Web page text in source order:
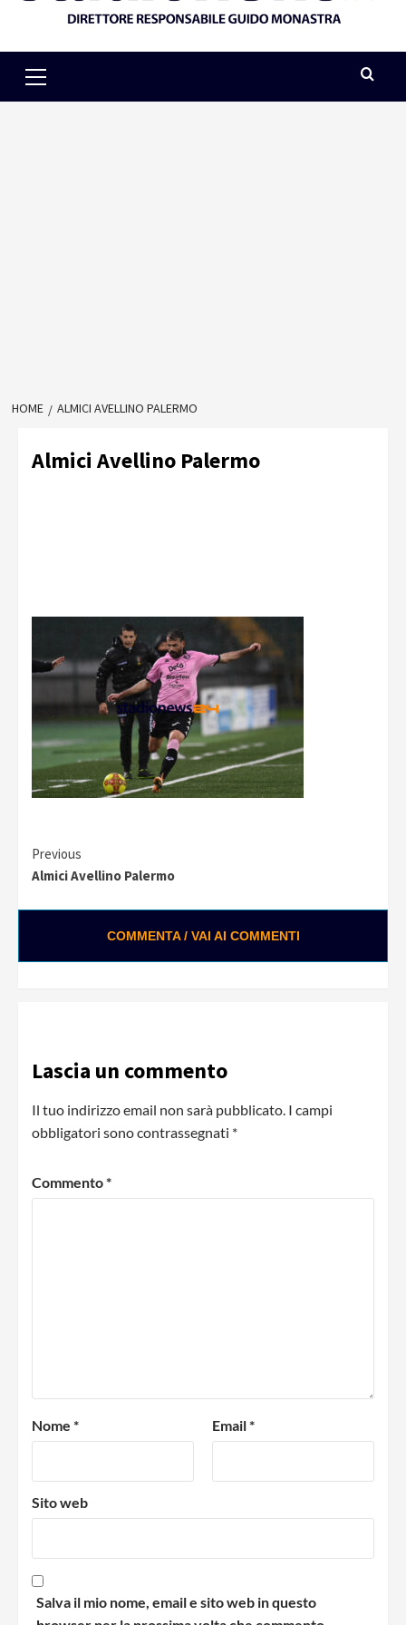
Menu
HOME ALMICI AVELLINO PALERMO
Almici Avellino Palermo
Continue
Previous
Almici Avellino Palermo
COMMENTA / VAI AI COMMENTI
Lascia un commento
Il tuo indirizzo email non sarà pubblicato. I campi
obbligatori sono contrassegnati *
Commento*
Nome * Email*
Sito web
Salva il mio nome, email e sito web in questo